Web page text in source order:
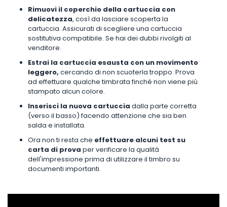
Rimuovi il coperchio della cartuccia con
delicatezza, così da lasciare scoperta la
cartuccia. Assicurati di scegliere una cartuccia
sostitutiva compatibile. Se hai dei dubbi rivolgiti al
venditore.
Estrai la cartuccia esausta con un movimento
leggero, cercando di non scuoterla troppo. Prova
ad effettuare qualche timbrata finché non viene più
stampato alcun colore.
Inserisci la nuova cartuccia dalla parte corretta
(verso il basso) facendo attenzione che sia ben
salda e installata.
Ora non ti resta che effettuare alcuni test su
carta di prova per verificare la qualità
dell'impressione prima di utilizzare il timbro su
documenti importanti.